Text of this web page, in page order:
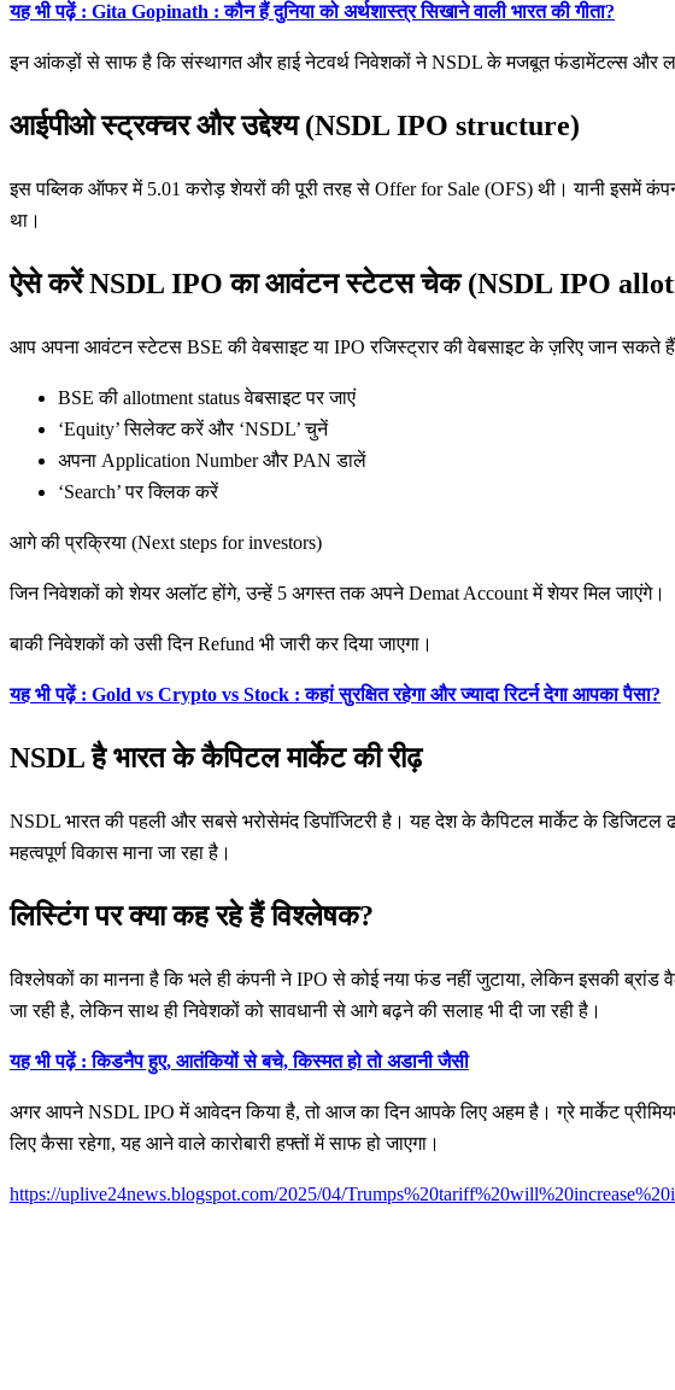
यह भी पढ़ें : Gita Gopinath : कौन हैं दुनिया को अर्थशास्त्र सिखाने वाली भारत की गीता?
इन आंकड़ों से साफ है कि संस्थागत और हाई नेटवर्थ निवेशकों ने NSDL के मजबूत फंडामेंटल्स और
आईपीओ स्ट्रक्चर और उद्देश्य (NSDL IPO structure)
इस पब्लिक ऑफर में 5.01 करोड़ शेयरों की पूरी तरह से Offer for Sale (OFS) थी। यानी इसमें
था।
ऐसे करें NSDL IPO का आवंटन स्टेटस चेक (NSDL IPO
आप अपना आवंटन स्टेटस BSE की वेबसाइट या IPO रजिस्ट्रार की वेबसाइट के ज़रिए जान सकते
BSE की allotment status वेबसाइट पर जाएं
‘Equity’ सिलेक्ट करें और ‘NSDL’ चुनें
अपना Application Number और PAN डालें
‘Search’ पर क्लिक करें
आगे की प्रक्रिया (Next steps for investors)
जिन निवेशकों को शेयर अलॉट होंगे, उन्हें 5 अगस्त तक अपने Demat Account में शेयर मिल जाएंगे।
बाकी निवेशकों को उसी दिन Refund भी जारी कर दिया जाएगा।
यह भी पढ़ें : Gold vs Crypto vs Stock : कहां सुरक्षित रहेगा और ज्यादा रिटर्न देगा आपका पैसा?
NSDL है भारत के कैपिटल मार्केट की रीढ़
NSDL भारत की पहली और सबसे भरोसेमंद डिपॉजिटरी है। यह देश के कैपिटल मार्केट के डिजिटल
महत्वपूर्ण विकास माना जा रहा है।
लिस्टिंग पर क्या कह रहे हैं विश्लेषक?
विश्लेषकों का मानना है कि भले ही कंपनी ने IPO से कोई नया फंड नहीं जुटाया, लेकिन इसकी ब्रांड
जा रही है, लेकिन साथ ही निवेशकों को सावधानी से आगे बढ़ने की सलाह भी दी जा रही है।
यह भी पढ़ें : किडनैप हुए, आतंकियों से बचे, किस्मत हो तो अडानी जैसी
अगर आपने NSDL IPO में आवेदन किया है, तो आज का दिन आपके लिए अहम है। ग्रे मार्केट
लिए कैसा रहेगा, यह आने वाले कारोबारी हफ्तों में साफ हो जाएगा।
https://uplive24news.blogspot.com/2025/04/